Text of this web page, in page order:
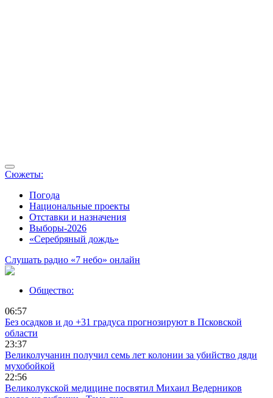
Сюжеты:
Погода
Национальные проекты
Отставки и назначения
Выборы-2026
«Серебряный дождь»
Слушать радио «7 небо» онлайн
Общество:
06:57
Без осадков и до +31 градуса прогнозируют в Псковской
области
23:37
Великолучанин получил семь лет колонии за убийство дяди
мухобойкой
22:56
Великолукской медицине посвятил Михаил Ведерников